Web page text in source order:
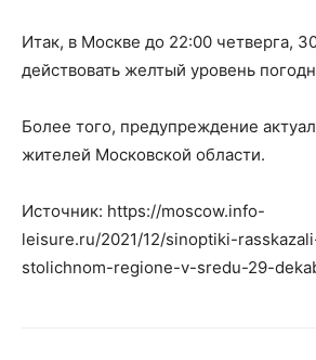
Итак, в Москве до 22:00 четверга,
действовать желтый уровень
Более того, предупреждение
жителей Московской области.
Источник: https://moscow.info-
leisure.ru/2021/12/sinoptiki-
stolichnom-regione-v-sredu-29-